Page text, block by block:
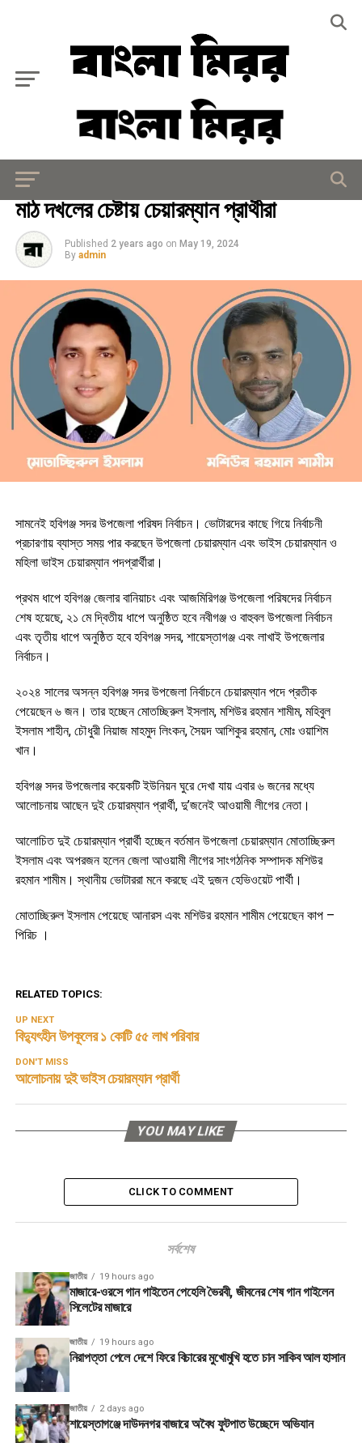
মিরর বিশেষ
মাঠ দখলের চেষ্টায় চেয়ারম্যান প্রার্থীরা
Published 2 years ago on May 19, 2024
By admin
সামনেই হবিগঞ্জ সদর উপজেলা পরিষদ নির্বাচন। ভোটারদের কাছে গিয়ে নির্বাচনী
প্রচারণায় ব্যাস্ত সময় পার করছেন উপজেলা চেয়ারম্যান এবং ভাইস চেয়ারম্যান ও
মহিলা ভাইস চেয়ারম্যান পদপ্রার্থীরা।
প্রথম ধাপে হবিগঞ্জ জেলার বানিয়াচং এবং আজমিরিগঞ্জ উপজেলা পরিষদের নির্বাচন
শেষ হয়েছে, ২১ মে দ্বিতীয় ধাপে অনুষ্ঠিত হবে নবীগঞ্জ ও বাহুবল উপজেলা নির্বাচন
এবং তৃতীয় ধাপে অনুষ্ঠিত হবে হবিগঞ্জ সদর, শায়েস্তাগঞ্জ এবং লাখাই উপজেলার
নির্বাচন।
২০২৪ সালের অসন্ন হবিগঞ্জ সদর উপজেলা নির্বাচনে চেয়ারম্যান পদে প্রতীক
পেয়েছেন ৬ জন। তার হচ্ছেন মোতচ্ছিরুল ইসলাম, মশিউর রহমান শামীম, মহিবুল
ইসলাম শাহীন, চৌধুরী নিয়াজ মাহমুদ লিংকন, সৈয়দ আশিকুর রহমান, মোঃ ওয়াশিম
খান।
হবিগঞ্জ সদর উপজেলার কয়েকটি ইউনিয়ন ঘুরে দেখা যায় এবার ৬ জনের মধ্যে
আলোচনায় আছেন দুই চেয়ারম্যান প্রার্থী, দু’জনেই আওয়ামী লীগের নেতা।
আলোচিত দুই চেয়ারম্যান প্রার্থী হচ্ছেন বর্তমান উপজেলা চেয়ারম্যান মোতাচ্ছিরুল
ইসলাম এবং অপরজন হলেন জেলা আওয়ামী লীগের সাংগঠনিক সম্পাদক মশিউর
রহমান শামীম। স্থানীয় ভোটাররা মনে করছে এই দুজন হেভিওয়েট পার্থী।
মোতাচ্ছিরুল ইসলাম পেয়েছে আনারস এবং মশিউর রহমান শামীম পেয়েছেন কাপ –
পিরিচ ।
RELATED TOPICS:
UP NEXT
বিদ্যুৎহীন উপকূলের ১ কোটি ৫৫ লাখ পরিবার
DON'T MISS
আলোচনায় দুই ভাইস চেয়ারম্যান প্রার্থী
YOU MAY LIKE
CLICK TO COMMENT
সর্বশেষ
জাতীয় 19 hours ago
মাজারে-ওরসে গান গাইতেন পেহেলি ভৈরবী, জীবনের শেষ গান গাইলেন
সিলেটের মাজারে
জাতীয় 19 hours ago
নিরাপত্তা পেলে দেশে ফিরে বিচারের মুখোমুখি হতে চান সাকিব আল হাসান
জাতীয় 2 days ago
শায়েস্তাগঞ্জে দাউদনগর বাজারে অবৈধ ফুটপাত উচ্ছেদে অভিযান